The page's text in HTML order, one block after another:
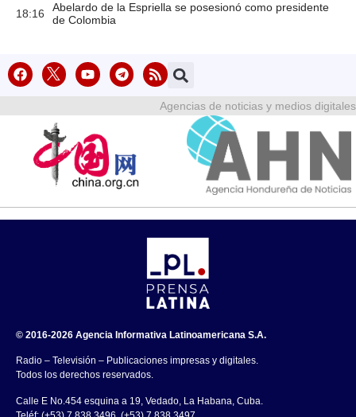
18:16
Abelardo de la Espriella se posesionó como presidente
de Colombia
Agencias de noticias y medios digitales
© 2016-2026 Agencia Informativa Latinoamericana S.A.
Radio – Televisión – Publicaciones impresas y digitales.
Todos los derechos reservados.
Calle E No.454 esquina a 19, Vedado, La Habana, Cuba.